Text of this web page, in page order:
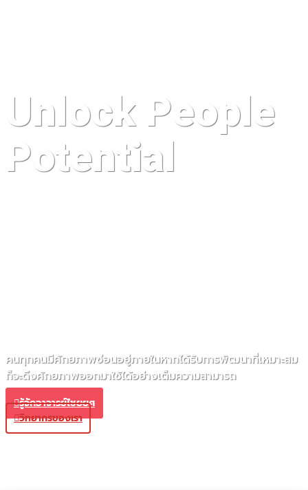
Unlock People
Potential
คนทุกคนมีศักยภาพซ่อนอยู่ภายในหากได้รับการพัฒนาที่เหมาะสม
ก็จะดึงศักยภาพออกมาใช้ได้อย่างเต็มความสามารถ
รู้จักอาจารย์ไชยยศ
วิทยากรของเรา